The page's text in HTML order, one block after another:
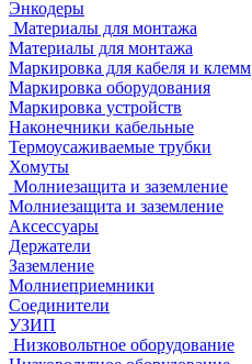
Энкодеры
Материалы для монтажа
Материалы для монтажа
Маркировка для кабеля и клемм
Маркировка оборудования
Маркировка устройств
Наконечники кабельные
Термоусаживаемые трубки
Хомуты
Молниезащита и заземление
Молниезащита и заземление
Аксессуары
Держатели
Заземление
Молниеприемники
Соединители
УЗИП
Низковольтное оборудование